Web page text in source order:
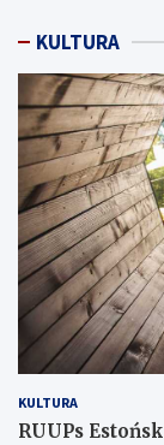
KULTURA
KULTURA
RUUPs